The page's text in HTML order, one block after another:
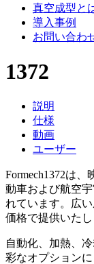
真空成型と
導入事例
お問い合わ
1372
説明
仕様
動画
ユーザー
Formech1372は
動車および航空
れています。広
価格で提供いたし
自動化、加熱、
彩なオプション